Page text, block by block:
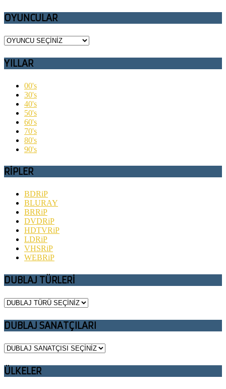
OYUNCULAR
YILLAR
00's
30's
40's
50's
60's
70's
80's
90's
RİPLER
BDRiP
BLURAY
BRRiP
DVDRiP
HDTVRiP
LDRiP
VHSRiP
WEBRiP
DUBLAJ TÜRLERİ
DUBLAJ SANATÇILARI
ÜLKELER